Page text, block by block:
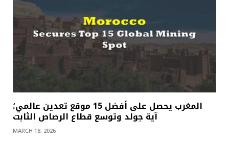
المغرب يحصل على أفضل 15 موقع تعدين عالمي؛
آية جولد وتوسع قطاع الرصاص الثابت
MARCH 18, 2026